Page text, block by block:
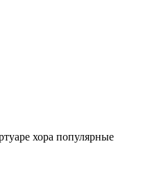
хора популярные